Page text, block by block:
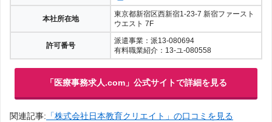
本社所在地
東京都新宿区西新宿1-23-7 新宿ファースト
ウエスト 7F
許可番号
派遣事業：派13-080694
有料職業紹介：13-ユ-080558
「医療事務求人.com」公式サイトで詳細を見る
関連記事: 「株式会社日本教育クリエイト」の口コミを見る